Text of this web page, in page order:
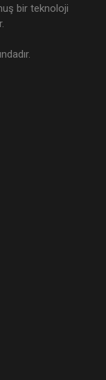
bir teknoloji